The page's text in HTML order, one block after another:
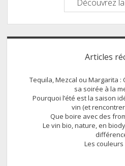
Découvrez
Sidebar
Articles
Tequila, Mezcal ou Margarita
sa soirée à la
Pourquoi l’été est la saison
vin (et
Que boire avec des
Le vin bio, nature, en
Les couleurs